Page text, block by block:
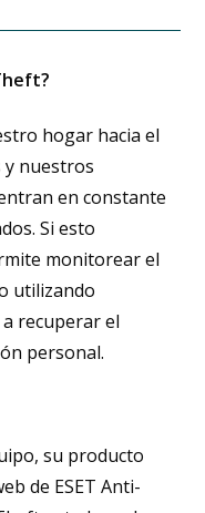
hogar hacia el
nuestros
en constante
Si esto
monitorear el
utilizando
a recuperar el
personal.
su producto
de ESET Anti-